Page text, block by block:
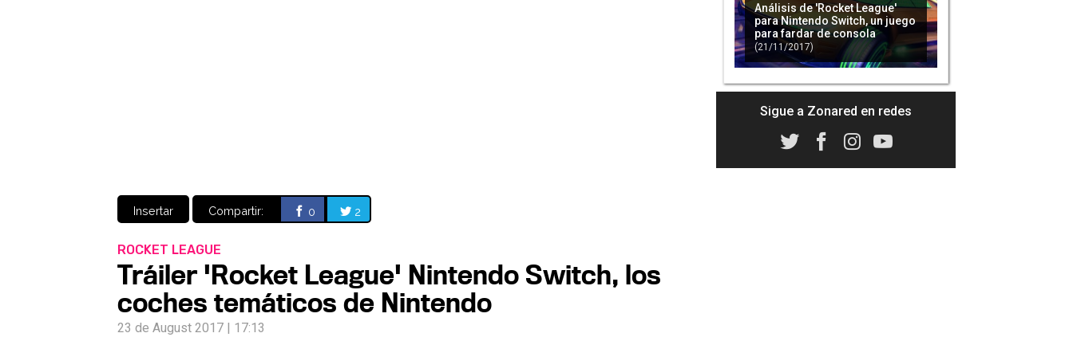
Insertar Compartir: 0 2
ROCKET LEAGUE
Tráiler 'Rocket League' Nintendo Switch, los
coches temáticos de Nintendo
23 de August 2017 | 17:13
Psyonix revela coches
exclusivos para 'Rocket
League' en Nintendo Switch
(23/08/2017)
Análisis de 'Rocket League'
para Nintendo Switch, un juego
para fardar de consola
(21/11/2017)
Sigue a Zonared en redes